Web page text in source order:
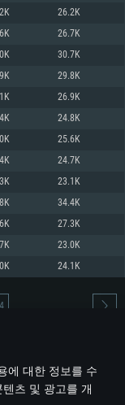
에 대한 정보를 수
츠 및 광고를 개
77XX / NVIDIA
하지 않습니다)
혹은 이와 비슷한 성
버를 지원하는 NVIDIA
그래픽 드라이버를 지
버를 지원하는 NVIDIA
신 그래픽 드라이버를
상도 720p) 이상
26.2K
26.7K
30.7K
29.8K
26.9K
24.8K
25.6K
24.7K
23.1K
34.4K
27.3K
23.0K
24.1K